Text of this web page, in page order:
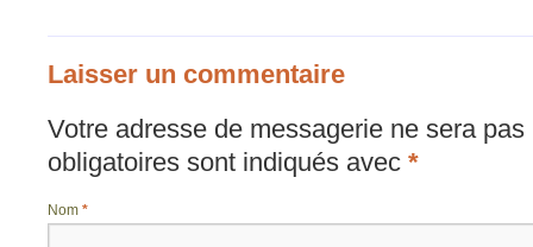
Laisser un commentaire
Votre adresse de messagerie ne sera pas
obligatoires sont indiqués avec *
Nom *